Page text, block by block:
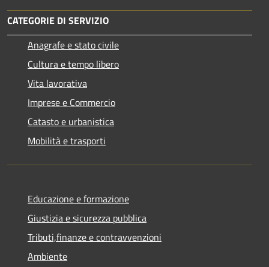
CATEGORIE DI SERVIZIO
Anagrafe e stato civile
Cultura e tempo libero
Vita lavorativa
Imprese e Commercio
Catasto e urbanistica
Mobilità e trasporti
Educazione e formazione
Giustizia e sicurezza pubblica
Tributi,finanze e contravvenzioni
Ambiente